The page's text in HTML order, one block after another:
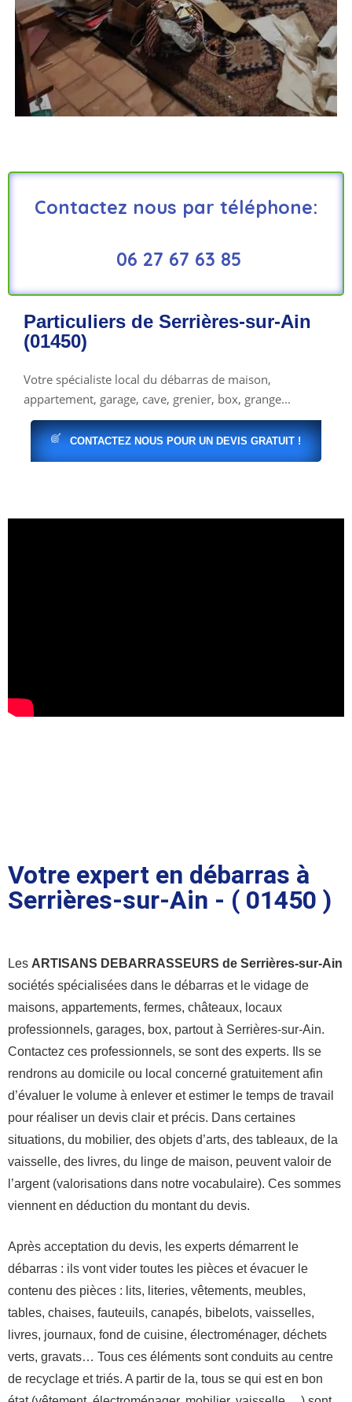
Contactez nous par téléphone:
06 27 67 63 85
Particuliers de Serrières-sur-Ain
(01450)
Votre spécialiste local du débarras de maison,
appartement, garage, cave, grenier, box, grange...
CONTACTEZ NOUS POUR UN DEVIS GRATUIT !
Votre expert en débarras à
Serrières-sur-Ain - ( 01450 )
Les ARTISANS DEBARRASSEURS de Serrières-sur-Ain
sociétés spécialisées dans le débarras et le vidage de
maisons, appartements, fermes, châteaux, locaux
professionnels, garages, box, partout à Serrières-sur-Ain.
Contactez ces professionnels, se sont des experts. Ils se
rendrons au domicile ou local concerné gratuitement afin
d’évaluer le volume à enlever et estimer le temps de travail
pour réaliser un devis clair et précis. Dans certaines
situations, du mobilier, des objets d’arts, des tableaux, de la
vaisselle, des livres, du linge de maison, peuvent valoir de
l’argent (valorisations dans notre vocabulaire). Ces sommes
viennent en déduction du montant du devis.
Après acceptation du devis, les experts démarrent le
débarras : ils vont vider toutes les pièces et évacuer le
contenu des pièces : lits, literies, vêtements, meubles,
tables, chaises, fauteuils, canapés, bibelots, vaisselles,
livres, journaux, fond de cuisine, électroménager, déchets
verts, gravats… Tous ces éléments sont conduits au centre
de recyclage et triés. A partir de la, tous se qui est en bon